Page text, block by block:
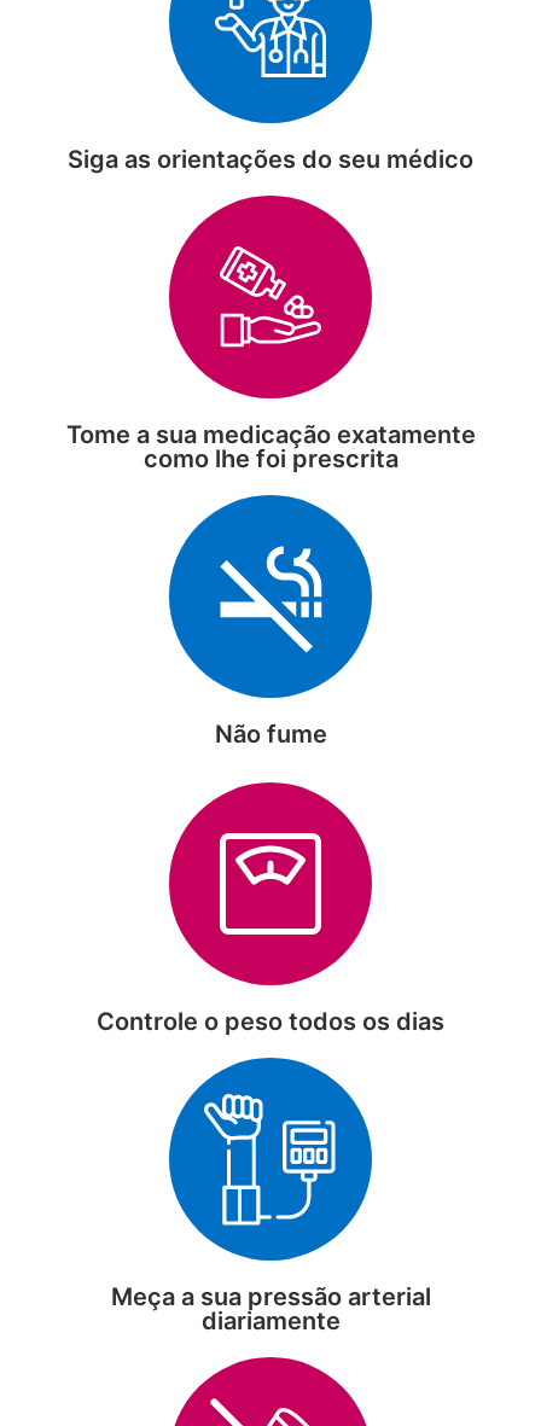
Siga as orientações do seu médico
Tome a sua medicação exatamente
como lhe foi prescrita
Não fume
Controle o peso todos os dias
Meça a sua pressão arterial
diariamente